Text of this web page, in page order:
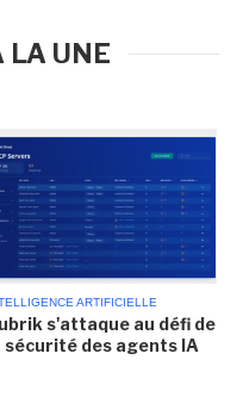
LA UNE
ARTIFICIELLE
s'attaque au défi de
sécurité des agents IA